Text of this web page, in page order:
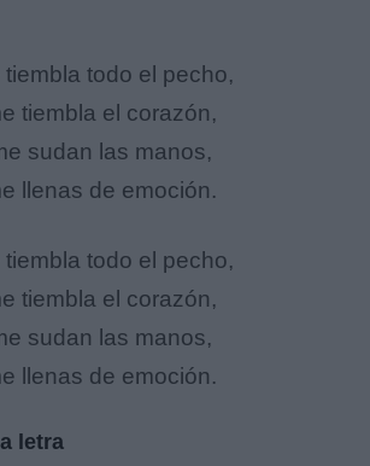
tiembla todo el pecho,
tiembla el corazón,
sudan las manos,
llenas de emoción.
tiembla todo el pecho,
tiembla el corazón,
sudan las manos,
llenas de emoción.
letra